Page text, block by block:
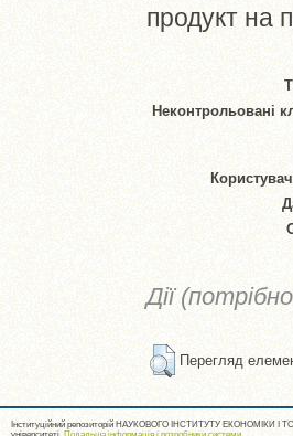
продукт на
Неконтрольовані
Дії
Перегляд
Інституційний репозиторій НАУКОВОГО ІНСТИТУТУ ЕКОНОМІКИ І